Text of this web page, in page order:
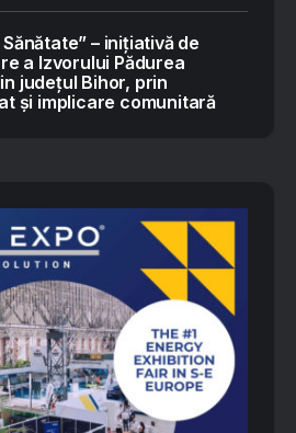
– inițiativă de
a Izvorului Pădurea
județul Bihor, prin
și implicare comunitară